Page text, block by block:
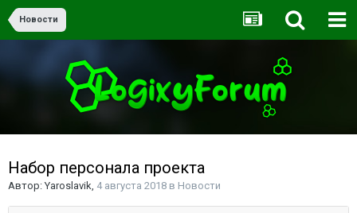
Новости
Набор персонала проекта
Автор: Yaroslavik, 4 августа 2018 в Новости